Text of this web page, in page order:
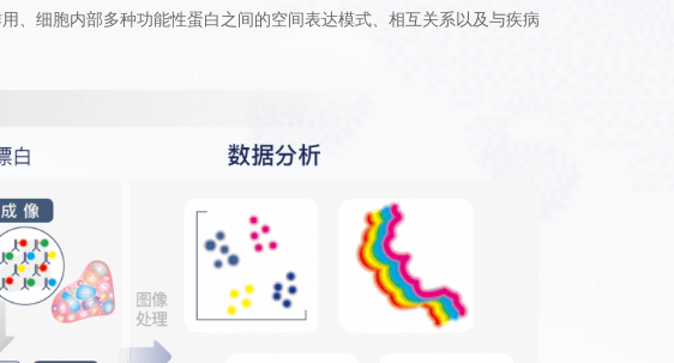
、细胞内部多种功能性蛋白之间的空间表达模式、相互关系以及与疾病